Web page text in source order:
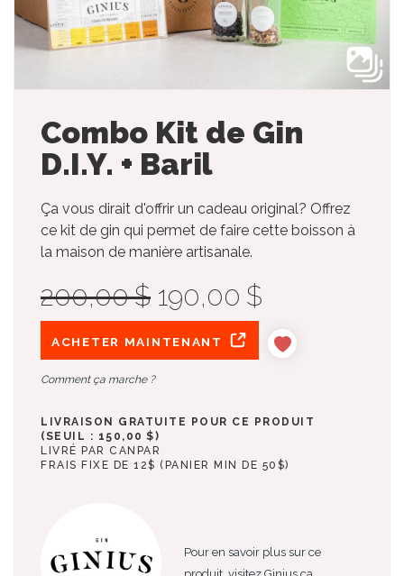
Combo Kit de Gin
D.I.Y. + Baril
Ça vous dirait d'offrir un cadeau original? Offrez
ce kit de gin qui permet de faire cette boisson à
la maison de manière artisanale.
200,00 $ 190,00 $
ACHETER MAINTENANT
Comment ça marche ?
LIVRAISON GRATUITE POUR CE PRODUIT
(SEUIL : 150,00 $)
LIVRÉ PAR CANPAR
FRAIS FIXE DE 12$ (PANIER MIN DE 50$)
Pour en savoir plus sur ce